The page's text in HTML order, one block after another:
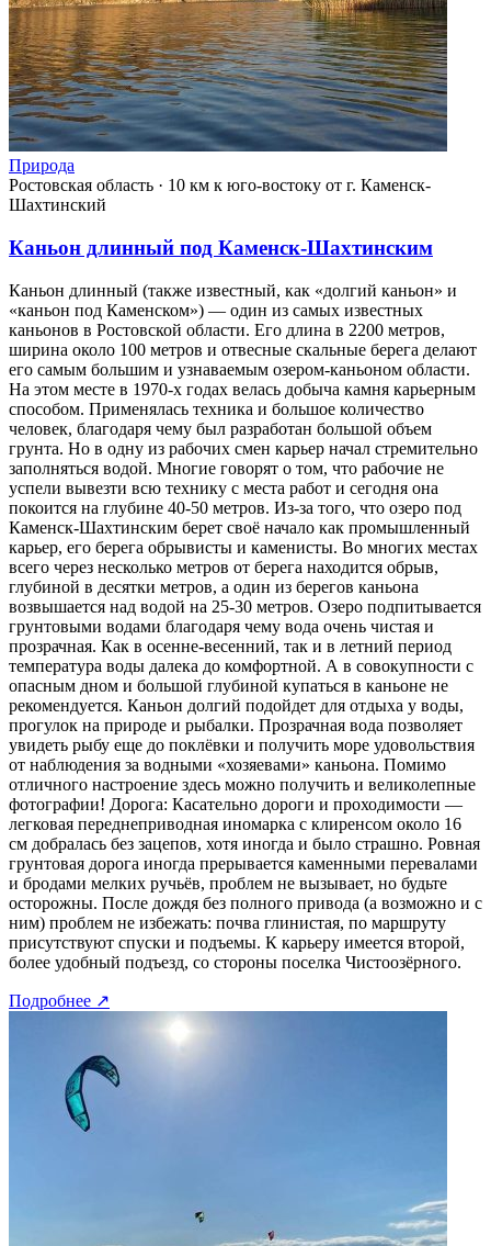
Природа
Ростовская область · 10 км к юго-востоку от г. Каменск-
Шахтинский
Каньон длинный под Каменск-Шахтинским
Каньон длинный (также известный, как «долгий каньон» и
«каньон под Каменском») — один из самых известных
каньонов в Ростовской области. Его длина в 2200 метров,
ширина около 100 метров и отвесные скальные берега делают
его самым большим и узнаваемым озером-каньоном области.
На этом месте в 1970-х годах велась добыча камня карьерным
способом. Применялась техника и большое количество
человек, благодаря чему был разработан большой объем
грунта. Но в одну из рабочих смен карьер начал стремительно
заполняться водой. Многие говорят о том, что рабочие не
успели вывезти всю технику с места работ и сегодня она
покоится на глубине 40-50 метров. Из-за того, что озеро под
Каменск-Шахтинским берет своё начало как промышленный
карьер, его берега обрывисты и каменисты. Во многих местах
всего через несколько метров от берега находится обрыв,
глубиной в десятки метров, а один из берегов каньона
возвышается над водой на 25-30 метров. Озеро подпитывается
грунтовыми водами благодаря чему вода очень чистая и
прозрачная. Как в осенне-весенний, так и в летний период
температура воды далека до комфортной. А в совокупности с
опасным дном и большой глубиной купаться в каньоне не
рекомендуется. Каньон долгий подойдет для отдыха у воды,
прогулок на природе и рыбалки. Прозрачная вода позволяет
увидеть рыбу еще до поклёвки и получить море удовольствия
от наблюдения за водными «хозяевами» каньона. Помимо
отличного настроение здесь можно получить и великолепные
фотографии! Дорога: Касательно дороги и проходимости —
легковая переднеприводная иномарка с клиренсом около 16
см добралась без зацепов, хотя иногда и было страшно. Ровная
грунтовая дорога иногда прерывается каменными перевалами
и бродами мелких ручьёв, проблем не вызывает, но будьте
осторожны. После дождя без полного привода (а возможно и с
ним) проблем не избежать: почва глинистая, по маршруту
присутствуют спуски и подъемы. К карьеру имеется второй,
более удобный подъезд, со стороны поселка Чистоозёрного.
Подробнее ↗